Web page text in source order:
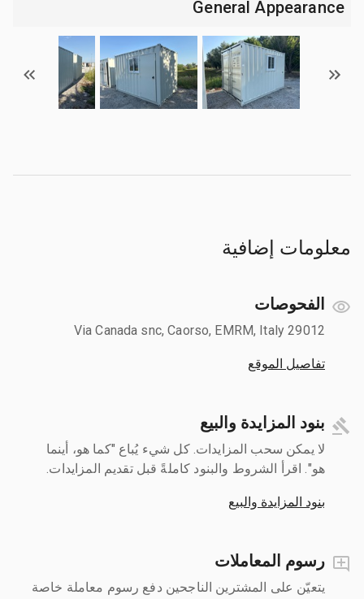
General Appearance
معلومات إضافية
الفحوصات
Via Canada snc, Caorso, EMRM, Italy 29012
تفاصيل الموقع
بنود المزايدة والبيع
لا يمكن سحب المزايدات. كل شيء يُباع "كما هو، أينما
هو". اقرأ الشروط والبنود كاملةً قبل تقديم المزايدات.
بنود المزايدة والبيع
رسوم المعاملات
يتعيّن على المشترين الناجحين دفع رسوم معاملة خاصة